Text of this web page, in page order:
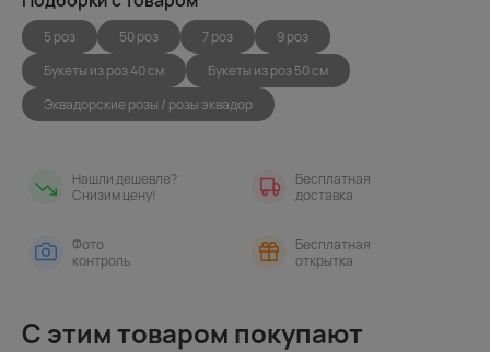
5 роз 50 роз 7 роз
9 роз
Букеты из роз 40 см
Букеты из роз 50 см
Эквадорские розы / розы эквадор
Нашли дешевле?
Снизим цену!
Бесплатная
доставка
Фото
контроль
Бесплатная
открытка
С этим товаром покупают